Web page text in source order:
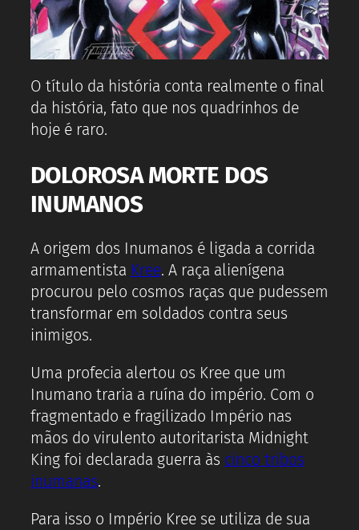
O título da história conta realmente o final
da história, fato que nos quadrinhos de
hoje é raro.
DOLOROSA MORTE DOS
INUMANOS
A origem dos Inumanos é ligada a corrida
armamentista Kree. A raça alienígena
procurou pelo cosmos raças que pudessem
transformar em soldados contra seus
inimigos.
Uma profecia alertou os Kree que um
Inumano traria a ruína do império. Com o
fragmentado e fragilizado Império nas
mãos do virulento autoritarista Midnight
King foi declarada guerra às cinco tribos
inumanas.
Para isso o Império Kree se utiliza de sua